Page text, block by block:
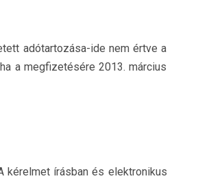
adótartozása-ide nem értve a
a megfizetésére 2013. március
kérelmet írásban és elektronikus